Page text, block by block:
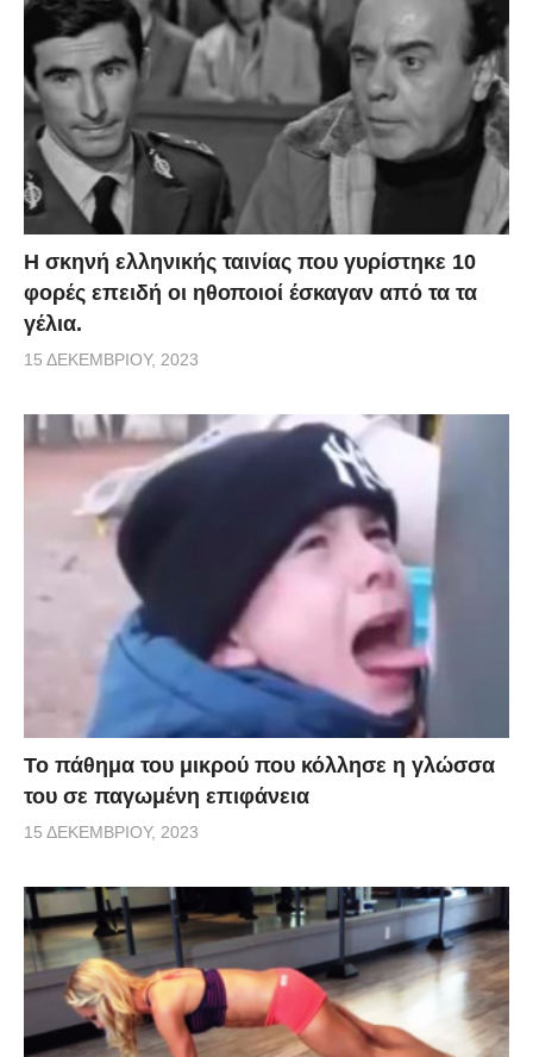
H σκηνή ελληνικής ταινίας που γυρίστηκε 10
φορές επειδή οι ηθοποιοί έσκαγαν από τα τα
γέλια.
15 ΔΕΚΕΜΒΡΊΟΥ, 2023
Το πάθημα του μικρού που κόλλησε η γλώσσα
του σε παγωμένη επιφάνεια
15 ΔΕΚΕΜΒΡΊΟΥ, 2023